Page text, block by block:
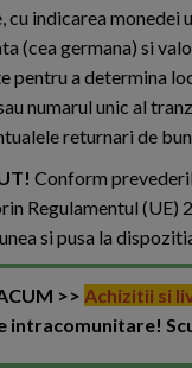
cu indicarea monedei
(cea germana) si
a determina
numarul unic al
returnari de
Conform
Regulamentul (UE)
si pusa la
>> Achizitii si
intracomunitare!